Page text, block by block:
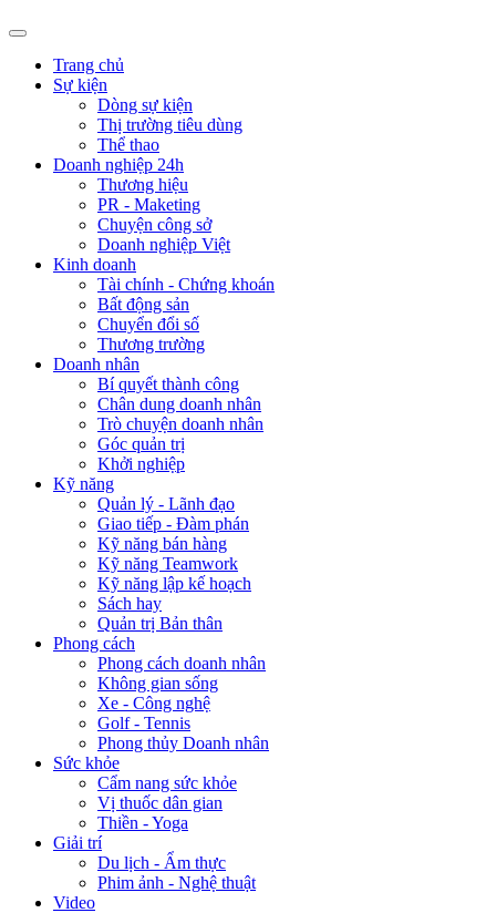
Trang chủ
Sự kiện
Dòng sự kiện
Thị trường tiêu dùng
Thể thao
Doanh nghiệp 24h
Thương hiệu
PR - Maketing
Chuyện công sở
Doanh nghiệp Việt
Kinh doanh
Tài chính - Chứng khoán
Bất động sản
Chuyển đổi số
Thương trường
Doanh nhân
Bí quyết thành công
Chân dung doanh nhân
Trò chuyện doanh nhân
Góc quản trị
Khởi nghiệp
Kỹ năng
Quản lý - Lãnh đạo
Giao tiếp - Đàm phán
Kỹ năng bán hàng
Kỹ năng Teamwork
Kỹ năng lập kế hoạch
Sách hay
Quản trị Bản thân
Phong cách
Phong cách doanh nhân
Không gian sống
Xe - Công nghệ
Golf - Tennis
Phong thủy Doanh nhân
Sức khỏe
Cẩm nang sức khỏe
Vị thuốc dân gian
Thiền - Yoga
Giải trí
Du lịch - Ẩm thực
Phim ảnh - Nghệ thuật
Video